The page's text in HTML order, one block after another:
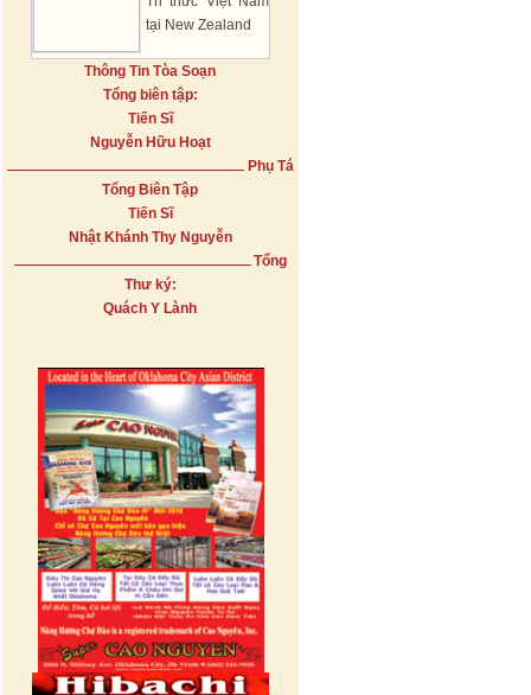
tại New Zealand
Thông Tin Tòa Soạn
Tổng biên tập:
Tiến Sĩ
Nguyễn Hữu Hoạt
Phụ Tá
Tổng Biên Tập
Tiến Sĩ
Nhật Khánh Thy Nguyễn
Tổng
Thư ký:
Quách Y Lành